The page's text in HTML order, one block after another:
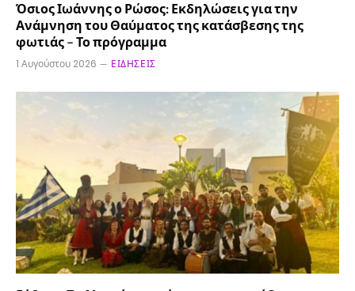
Όσιος Ιωάννης ο Ρώσος: Εκδηλώσεις για την
Ανάμνηση του Θαύματος της κατάσβεσης της
φωτιάς – Το πρόγραμμα
1 Αυγούστου 2026 ΕΙΔΉΣΕΙΣ